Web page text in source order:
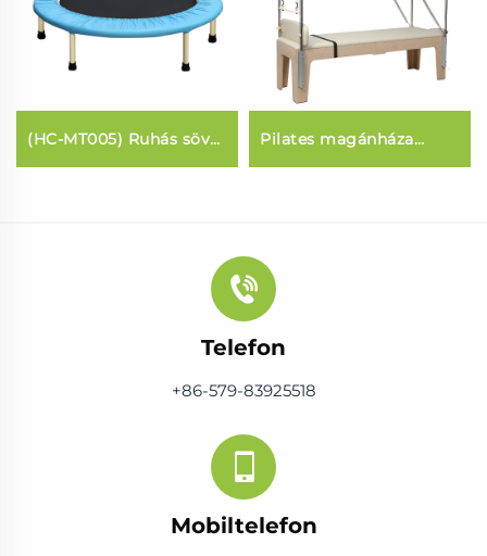
(HC-MT005) Ruhás sövő
Trampoline
Pilates magánháza
(Cadillac)
Telefon
+86-579-83925518
Mobiltelefon